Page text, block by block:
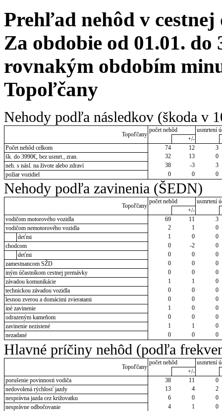
Prehľad nehôd v cestnej
Za obdobie od 01.01. do
rovnakým obdobím
Topoľčany
Nehody podľa následkov (škoda v
Topoľčany
počet nehôd
usmrtení
+/-
Počet nehôd celkom
74 12
3
šk. do 3990€, bez usmrt., zran.
32 13
0
neh. s násl. na živote alebo zdraví
38 -3
3
požiar vozidiel
0 0 0
Nehody podľa zavinenia (ŠEDN)
Topoľčany
počet nehôd
usmrtení
+/-
vodičom motorového vozidla
69 11
3
vodičom nemotorového vozidla
2 1
0
deťmi
1 0
0
chodcom
0 -2
0
deťmi
0 0
0
zamestnancom SŽD
0 0
0
iným účastníkom cestnej premávky
0 0
0
závadou komunikácie
1 1
0
technickou závadou vozidla
0 0
0
lesnou zverou a domácimi zvieratami
0 0
0
iné zavinenie
1 0
0
odrazeným kameňom
0 0
0
zavinenie nezistené
1 1
0
nezadané
0 0 0
Hlavné príčiny nehôd (podľa
Topoľčany
počet nehôd
usmrtení
+/-
porušenie povinnosti vodiča
38 11
0
nedovolená rýchlosť jazdy
13 4
2
nesprávna jazda cez križovatku
6 0
0
nesprávne odbočovanie
4 1
0